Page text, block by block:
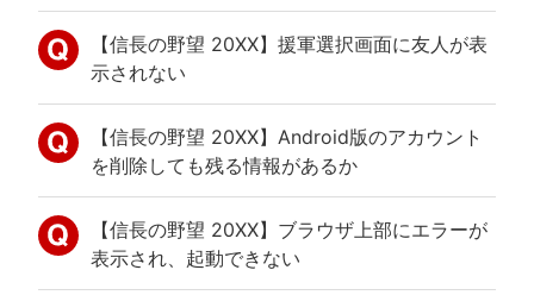
【信長の野望 20XX】援軍選択画面に友人が表
示されない
【信長の野望 20XX】Android版のアカウント
を削除しても残る情報があるか
【信長の野望 20XX】ブラウザ上部にエラーが
表示され、起動できない